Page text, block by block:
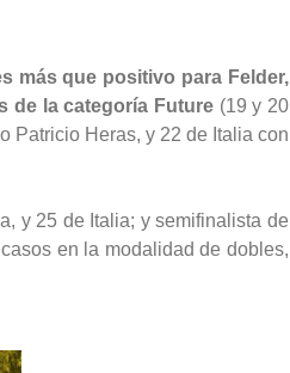
más que positivo para Felder,
de la categoría Future(19 y 20
Patricio Heras, y 22 de Italia con
y 25 de Italia; y semifinalista de
en la modalidad de dobles,